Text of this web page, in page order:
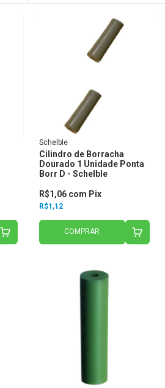
Schelble
Cilindro de Borracha
Dourado 1 Unidade Ponta
Borr D - Schelble
R$1,12
R$1,06 com Pix
COMPRAR